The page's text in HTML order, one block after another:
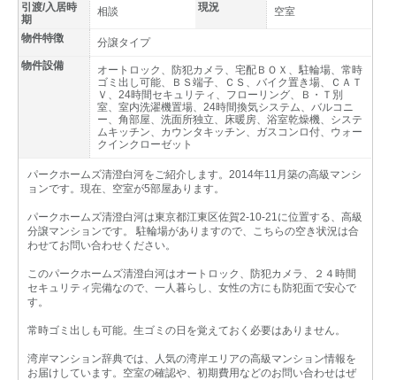
引渡/入居時
期
相談 現況 空室
物件特徴
分譲タイプ
物件設備
オートロック、防犯カメラ、宅配ＢＯＸ、駐輪場、常時
ゴミ出し可能、ＢＳ端子、ＣＳ、バイク置き場、ＣＡＴ
Ｖ、24時間セキュリティ、フローリング、Ｂ・Ｔ別
室、室内洗濯機置場、24時間換気システム、バルコニ
ー、角部屋、洗面所独立、床暖房、浴室乾燥機、システ
ムキッチン、カウンタキッチン、ガスコンロ付、ウォー
クインクローゼット
パークホームズ清澄白河をご紹介します。2014年11月築の高級マンシ
ョンです。現在、空室が5部屋あります。
パークホームズ清澄白河は東京都江東区佐賀2-10-21に位置する、高級
分譲マンションです。 駐輪場がありますので、こちらの空き状況は合
わせてお問い合わせください。
このパークホームズ清澄白河はオートロック、防犯カメラ、２４時間
セキュリティ完備なので、一人暮らし、女性の方にも防犯面で安心で
す。
常時ゴミ出しも可能。生ゴミの日を覚えておく必要はありません。
湾岸マンション辞典では、人気の湾岸エリアの高級マンション情報を
お届けしています。空室の確認や、初期費用などのお問い合わせはぜ